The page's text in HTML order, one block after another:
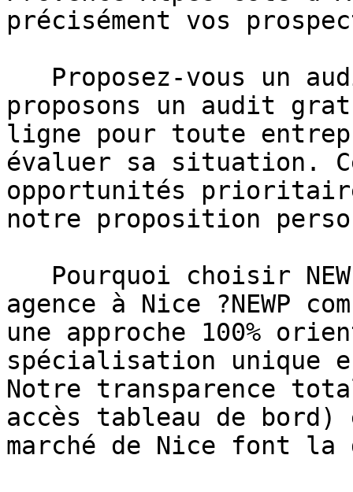
précisément vos
proposons un audit
ligne pour toute
évaluer sa situation.
opportunités
notre proposition
agence à Nice ?NEWP
une approche 100%
spécialisation unique
Notre transparence
accès tableau de bord)
marché de Nice font